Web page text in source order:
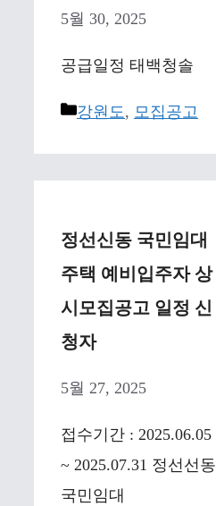
5월 30, 2025
공급일정 태백청솔
Categories
강원도, 모집공고
정선신동 국민임대
주택 예비입주자 상
시모집공고 일정 신
청자
5월 27, 2025
접수기간 : 2025.06.05
~ 2025.07.31 정선선동
국민임대